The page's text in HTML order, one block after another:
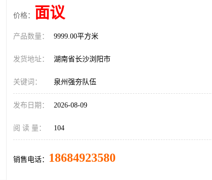
价格： 面议
产品数量： 9999.00平方米
发货地址： 湖南省长沙浏阳市
关键词： 泉州强夯队伍
发布日期： 2026-08-09
阅 读 量： 104
销售电话： 18684923580